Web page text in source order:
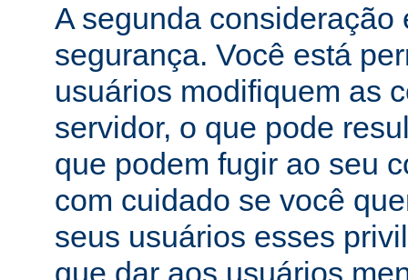
A segunda consideração
segurança. Você está
usuários modifiquem as
servidor, o que pode
que podem fugir ao seu
com cuidado se você
seus usuários esses